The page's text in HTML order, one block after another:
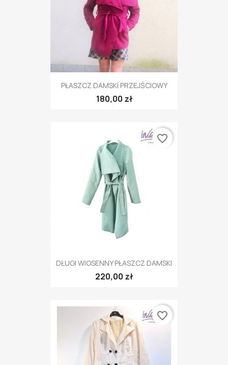
PŁASZCZ DAMSKI PRZEJŚCIOWY
180,00 zł
DŁUGI WIOSENNY PŁASZCZ DAMSKI
220,00 zł
favorite_border
favorite_border